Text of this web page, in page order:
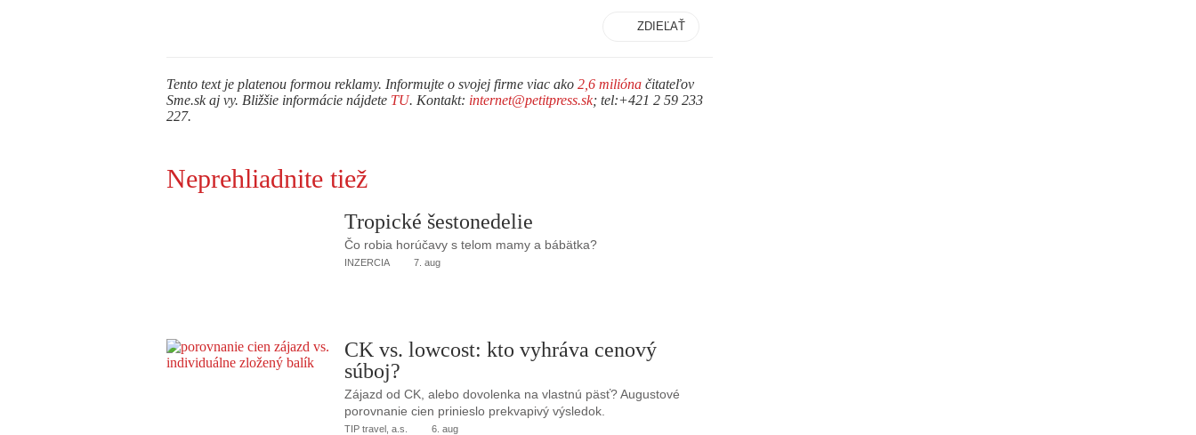
ZDIEĽAŤ
Tento text je platenou formou reklamy. Informujte o svojej firme viac ako 2,6 milióna čitateľov
Sme.sk aj vy. Bližšie informácie nájdete TU. Kontakt: internet@petitpress.sk; tel:+421 2 59 233
227.
Neprehliadnite tiež
Tropické šestonedelie
Čo robia horúčavy s telom mamy a bábätka?
INZERCIA 7. aug
CK vs. lowcost: kto vyhráva cenový
súboj?
Zájazd od CK, alebo dovolenka na vlastnú päsť? Augustové
porovnanie cien prinieslo prekvapivý výsledok.
TIP travel, a.s. 6. aug